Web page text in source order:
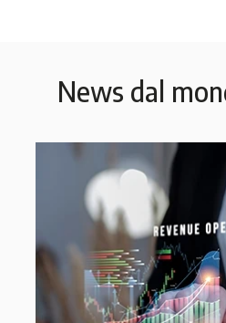
News dal